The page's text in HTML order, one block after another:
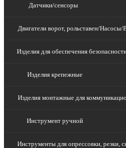
Датчики/сенсоры
Двигатели ворот, рольставен/
Изделия для обеспечения
Изделия крепежные
Изделия монтажные для
Инструмент ручной
Инструменты для опрессовки, резки,